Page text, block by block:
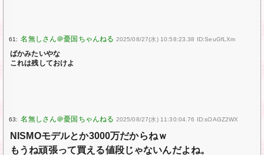
61: 2025/08/27(水) 10:58:23.38 ID:SeuGfLXm
ばかみたいやな
これは残しておけよ
63: 2025/08/27(水) 11:30:04.76 ID:sOAGZ2WX
NISMOモデルとか3000万だからねｗ
もうね頑張って買える値段じゃないんだよね。